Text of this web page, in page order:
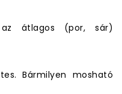
átlagos (por, sár)
Bármilyen mosható